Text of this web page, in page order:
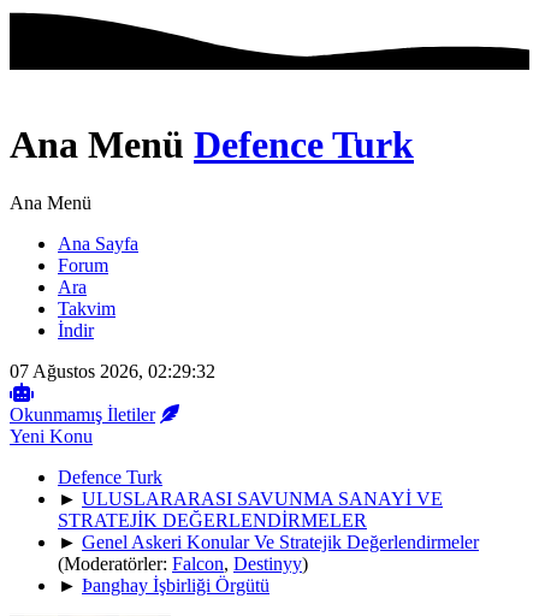
Ana Menü Defence Turk
Ana Menü
Ana Sayfa
Forum
Ara
Takvim
İndir
07 Ağustos 2026, 02:29:32
Okunmamış İletiler
Yeni Konu
Defence Turk
► ULUSLARARASI SAVUNMA SANAYİ VE
STRATEJİK DEĞERLENDİRMELER
► Genel Askeri Konular Ve Stratejik Değerlendirmeler
(Moderatörler: Falcon, Destinyy)
► Þanghay İşbirliği Örgütü